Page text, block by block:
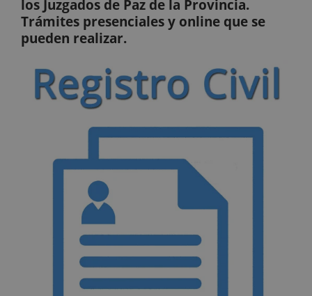
los Juzgados de Paz de la Provincia.
Trámites presenciales y online que se
pueden realizar.